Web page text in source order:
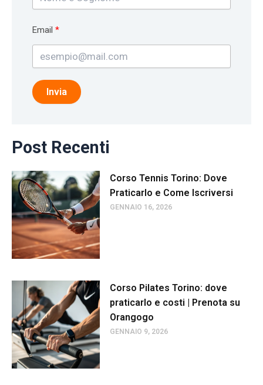
Email
Invia
Post Recenti
Corso Tennis Torino: Dove
Praticarlo e Come Iscriversi
GENNAIO 16, 2026
Corso Pilates Torino: dove
praticarlo e costi | Prenota su
Orangogo
GENNAIO 9, 2026